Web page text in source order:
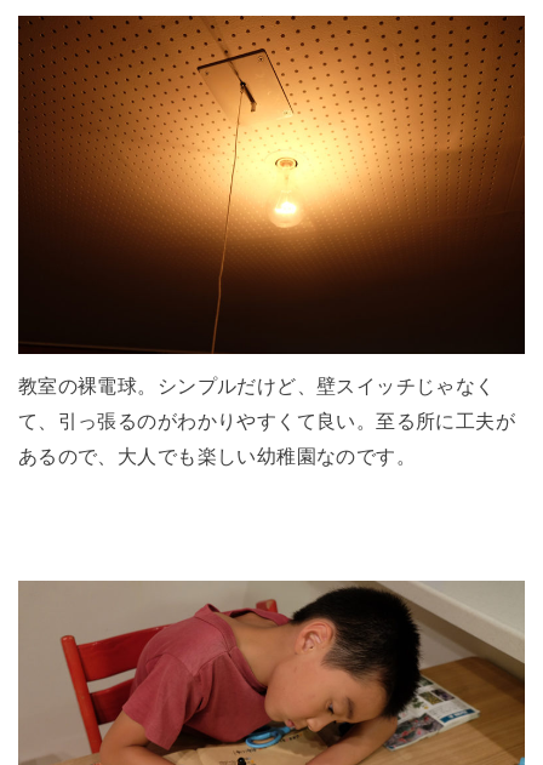
教室の裸電球。シンプルだけど、壁スイッチじゃなく
て、引っ張るのがわかりやすくて良い。至る所に工夫が
あるので、大人でも楽しい幼稚園なのです。